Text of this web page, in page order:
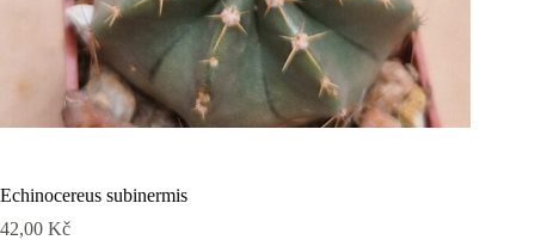
Echinocereus subinermis
42,00 Kč